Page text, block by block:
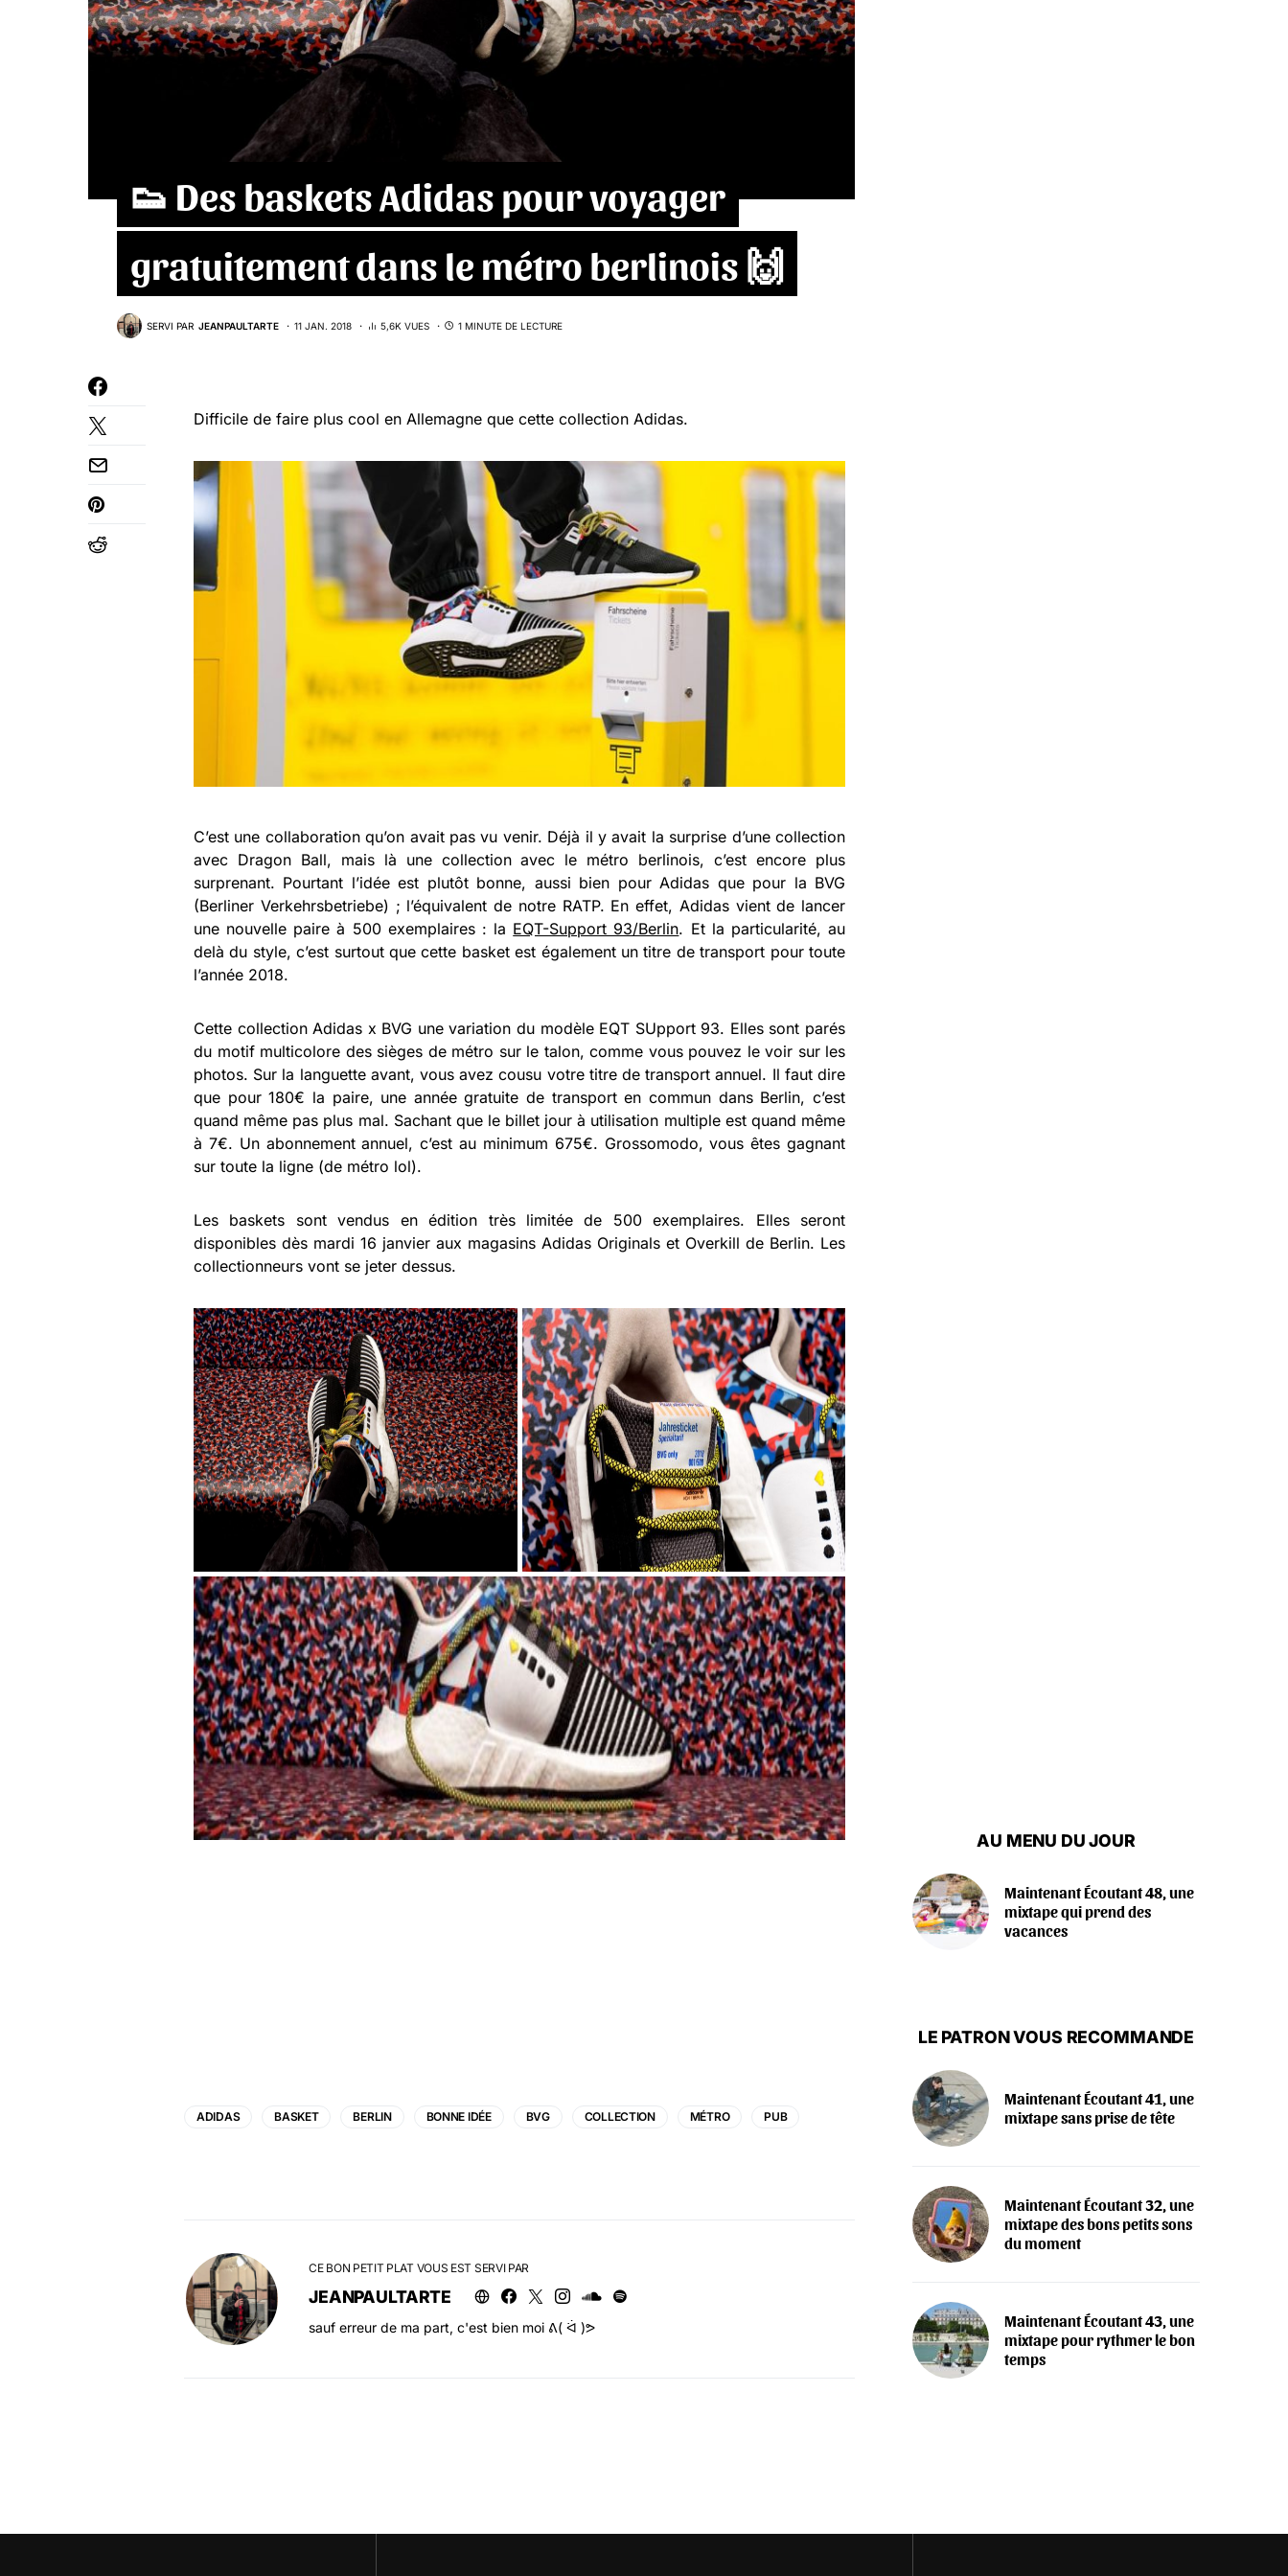
👟 Des baskets Adidas pour voyager
gratuitement dans le métro berlinois 🙌
SERVI PAR JEANPAULTARTE 11 JAN. 2018 5,6K VUES 1 MINUTE DE LECTURE
Difficile de faire plus cool en Allemagne que cette collection Adidas.
C’est une collaboration qu’on avait pas vu venir. Déjà il y avait la surprise d’une collection
avec Dragon Ball, mais là une collection avec le métro berlinois, c’est encore plus
surprenant. Pourtant l’idée est plutôt bonne, aussi bien pour Adidas que pour la BVG
(Berliner Verkehrsbetriebe) ; l’équivalent de notre RATP. En effet, Adidas vient de lancer
une nouvelle paire à 500 exemplaires : la EQT-Support 93/Berlin. Et la particularité, au
delà du style, c’est surtout que cette basket est également un titre de transport pour toute
l’année 2018.
Cette collection Adidas x BVG une variation du modèle EQT SUpport 93. Elles sont parés
du motif multicolore des sièges de métro sur le talon, comme vous pouvez le voir sur les
photos. Sur la languette avant, vous avez cousu votre titre de transport annuel. Il faut dire
que pour 180€ la paire, une année gratuite de transport en commun dans Berlin, c’est
quand même pas plus mal. Sachant que le billet jour à utilisation multiple est quand même
à 7€. Un abonnement annuel, c’est au minimum 675€. Grossomodo, vous êtes gagnant
sur toute la ligne (de métro lol).
Les baskets sont vendus en édition très limitée de 500 exemplaires. Elles seront
disponibles dès mardi 16 janvier aux magasins Adidas Originals et Overkill de Berlin. Les
collectionneurs vont se jeter dessus.
ADIDAS BASKET BERLIN BONNE IDÉE BVG COLLECTION MÉTRO PUB
CE BON PETIT PLAT VOUS EST SERVI PAR
JEANPAULTARTE
sauf erreur de ma part, c'est bien moi ᕕ( ᐛ )ᕗ
AU MENU DU JOUR
Maintenant Écoutant 48, une
mixtape qui prend des
vacances
LE PATRON VOUS RECOMMANDE
Maintenant Écoutant 41, une
mixtape sans prise de tête
Maintenant Écoutant 32, une
mixtape des bons petits sons
du moment
Maintenant Écoutant 43, une
mixtape pour rythmer le bon
temps